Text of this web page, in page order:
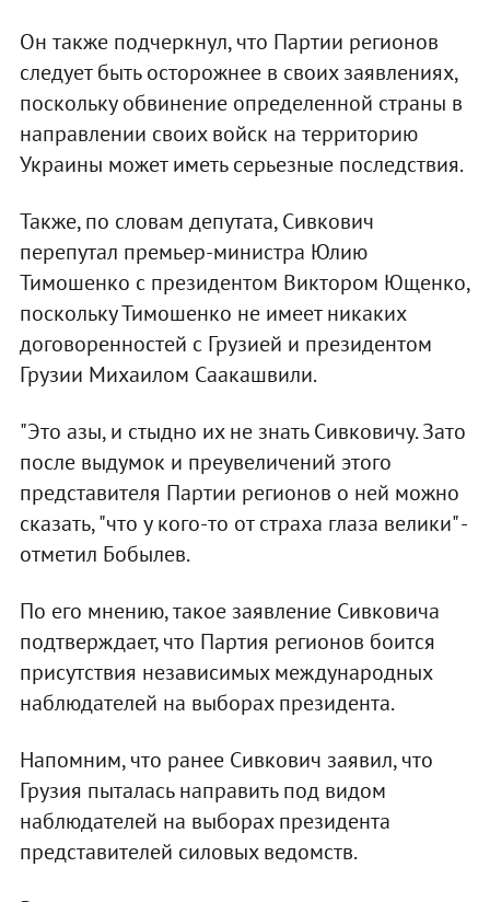
Он также подчеркнул, что Партии регионов
следует быть осторожнее в своих заявлениях,
поскольку обвинение определенной страны в
направлении своих войск на территорию
Украины может иметь серьезные последствия.
Также, по словам депутата, Сивкович
перепутал премьер-министра Юлию
Тимошенко с президентом Виктором Ющенко,
поскольку Тимошенко не имеет никаких
договоренностей с Грузией и президентом
Грузии Михаилом Саакашвили.
"Это азы, и стыдно их не знать Сивковичу. Зато
после выдумок и преувеличений этого
представителя Партии регионов о ней можно
сказать, "что у кого-то от страха глаза велики" -
отметил Бобылев.
По его мнению, такое заявление Сивковича
подтверждает, что Партия регионов боится
присутствия независимых международных
наблюдателей на выборах президента.
Напомним, что ранее Сивкович заявил, что
Грузия пыталась направить под видом
наблюдателей на выборах президента
представителей силовых ведомств.